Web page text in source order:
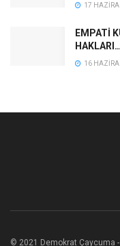
17
EMPATİ
HAKLARI…
16
© 2021 Demokrat Çaycuma -